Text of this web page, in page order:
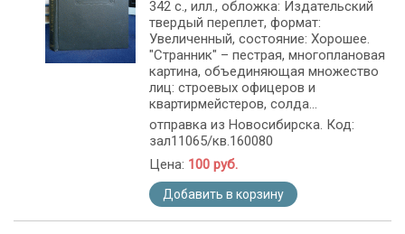
342 с., илл., обложка: Издательский
твердый переплет, формат:
Увеличенный, состояние: Хорошее.
"Странник" – пестрая, многоплановая
картина, объединяющая множество
лиц: строевых офицеров и
квартирмейстеров, солда...
отправка из Новосибирска. Код:
зал11065/кв.160080
Цена: 100 руб.
Добавить в корзину